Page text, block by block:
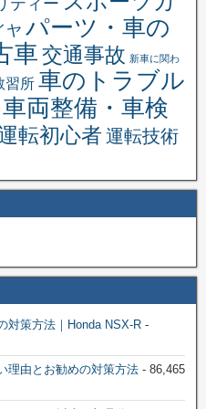
ティー
ヤ パーツ・車の
車 交通事故 新車に関わ
習所 車のトラブル
車両整備・車検
転初心者 運転技術
対策方法｜Honda NSX-R -
理由とお勧めの対策方法 - 86,465